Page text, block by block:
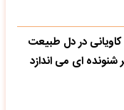
کاویانی در دل طبیعت
ای می اندازد